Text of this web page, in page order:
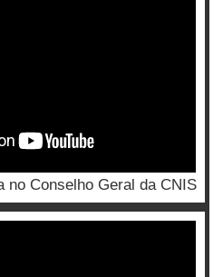
no Conselho Geral da CNIS